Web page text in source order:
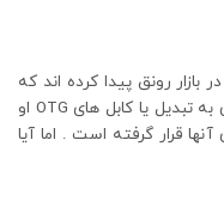
رونق پیدا کرده اند که
دیگر برای اتصال به تلفن های هوشمند نیازی به تبدیل یا کابل های OTG او
قرار گرفته است . اما آیا